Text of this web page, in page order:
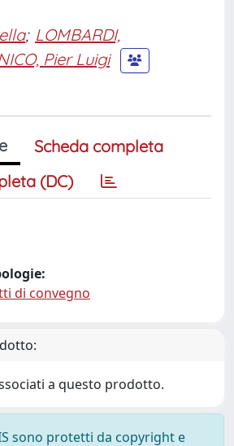
; LOMBARDI,
Pier Luigi
Scheda completa
(DC)
di convegno
a questo prodotto.
sono protetti da copyright e